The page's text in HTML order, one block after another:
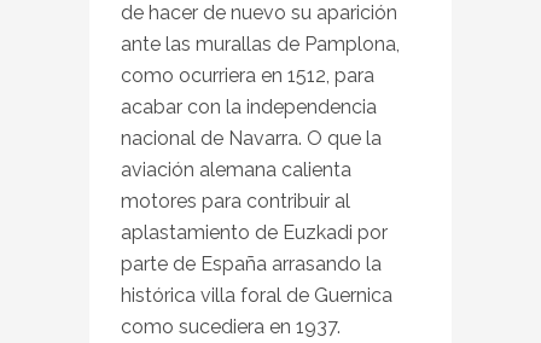
de hacer de nuevo su aparición
ante las murallas de Pamplona,
como ocurriera en 1512, para
acabar con la independencia
nacional de Navarra. O que la
aviación alemana calienta
motores para contribuir al
aplastamiento de Euzkadi por
parte de España arrasando la
histórica villa foral de Guernica
como sucediera en 1937.